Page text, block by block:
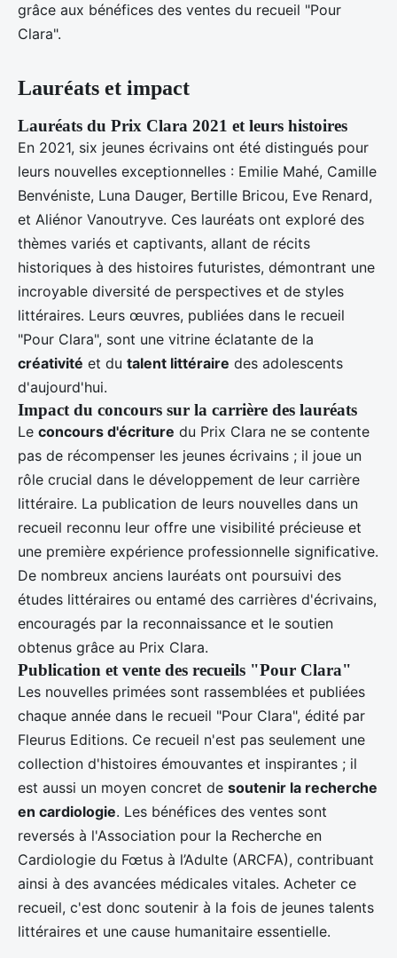
grâce aux bénéfices des ventes du recueil "Pour
Clara".
Lauréats et impact
Lauréats du Prix Clara 2021 et leurs histoires
En 2021, six jeunes écrivains ont été distingués pour
leurs nouvelles exceptionnelles : Emilie Mahé, Camille
Benvéniste, Luna Dauger, Bertille Bricou, Eve Renard,
et Aliénor Vanoutryve. Ces lauréats ont exploré des
thèmes variés et captivants, allant de récits
historiques à des histoires futuristes, démontrant une
incroyable diversité de perspectives et de styles
littéraires. Leurs œuvres, publiées dans le recueil
"Pour Clara", sont une vitrine éclatante de la
créativité et du talent littéraire des adolescents
d'aujourd'hui.
Impact du concours sur la carrière des lauréats
Le concours d'écriture du Prix Clara ne se contente
pas de récompenser les jeunes écrivains ; il joue un
rôle crucial dans le développement de leur carrière
littéraire. La publication de leurs nouvelles dans un
recueil reconnu leur offre une visibilité précieuse et
une première expérience professionnelle significative.
De nombreux anciens lauréats ont poursuivi des
études littéraires ou entamé des carrières d'écrivains,
encouragés par la reconnaissance et le soutien
obtenus grâce au Prix Clara.
Publication et vente des recueils "Pour Clara"
Les nouvelles primées sont rassemblées et publiées
chaque année dans le recueil "Pour Clara", édité par
Fleurus Editions. Ce recueil n'est pas seulement une
collection d'histoires émouvantes et inspirantes ; il
est aussi un moyen concret de soutenir la recherche
en cardiologie. Les bénéfices des ventes sont
reversés à l'Association pour la Recherche en
Cardiologie du Fœtus à l’Adulte (ARCFA), contribuant
ainsi à des avancées médicales vitales. Acheter ce
recueil, c'est donc soutenir à la fois de jeunes talents
littéraires et une cause humanitaire essentielle.